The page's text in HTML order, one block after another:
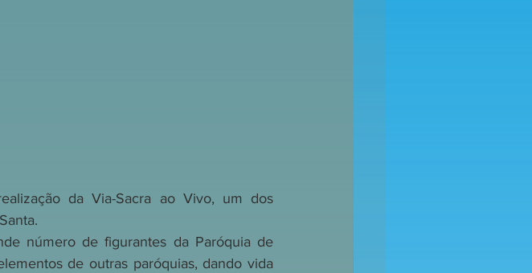
da Via-Sacra ao Vivo, um dos
número de figurantes da Paróquia de
de outras paróquias, dando vida